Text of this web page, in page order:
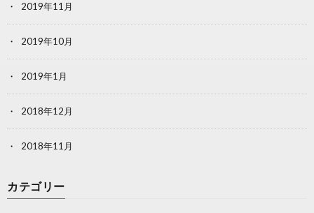
2019年11月
2019年10月
2019年1月
2018年12月
2018年11月
カテゴリー